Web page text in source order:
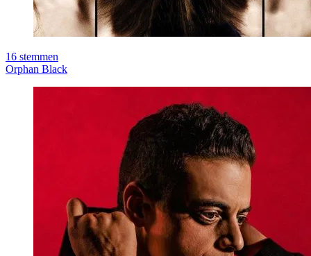
16 stemmen
Orphan Black